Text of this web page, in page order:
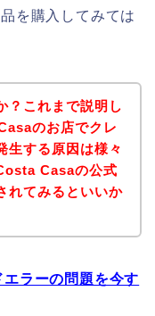
を購入してみては
？これまで説明し
のお店でクレ
生する原因は様々
Casaの公式
れてみるといいか
ラーの問題を今す